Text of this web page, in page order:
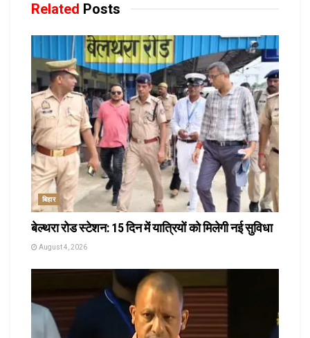
Related Posts
बिहार
बेल्थरा रोड स्टेशन: 15 दिन में यात्रियों को मिलेगी नई सुविधा
August 4, 2026